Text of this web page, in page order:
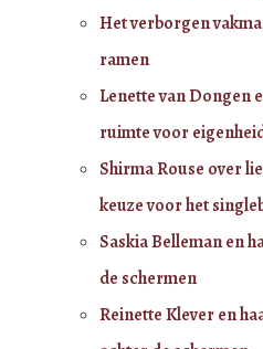
Het verborgen
ramen
Lenette van Dongen
ruimte voor
Shirma Rouse over
keuze voor het
Saskia Belleman en
de schermen
Reinette Klever en